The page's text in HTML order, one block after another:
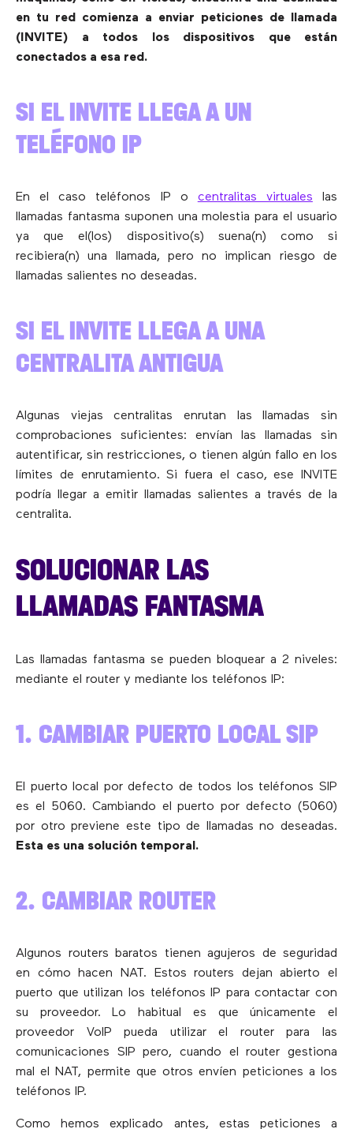
en tu red comienza a enviar peticiones de llamada
(INVITE) a todos los dispositivos que están
conectados a esa red.
SI EL INVITE LLEGA A UN
TELÉFONO IP
En el caso teléfonos IP o centralitas virtuales las
llamadas fantasma suponen una molestia para el usuario
ya que el(los) dispositivo(s) suena(n) como si
recibiera(n) una llamada, pero no implican riesgo de
llamadas salientes no deseadas.
SI EL INVITE LLEGA A UNA
CENTRALITA ANTIGUA
Algunas viejas centralitas enrutan las llamadas sin
comprobaciones suficientes: envían las llamadas sin
autentificar, sin restricciones, o tienen algún fallo en los
límites de enrutamiento. Si fuera el caso, ese INVITE
podría llegar a emitir llamadas salientes a través de la
centralita.
SOLUCIONAR LAS
LLAMADAS FANTASMA
Las llamadas fantasma se pueden bloquear a 2 niveles:
mediante el router y mediante los teléfonos IP:
1. CAMBIAR PUERTO LOCAL SIP
El puerto local por defecto de todos los teléfonos SIP
es el 5060. Cambiando el puerto por defecto (5060)
por otro previene este tipo de llamadas no deseadas.
Esta es una solución temporal.
2. CAMBIAR ROUTER
Algunos routers baratos tienen agujeros de seguridad
en cómo hacen NAT. Estos routers dejan abierto el
puerto que utilizan los teléfonos IP para contactar con
su proveedor. Lo habitual es que únicamente el
proveedor VoIP pueda utilizar el router para las
comunicaciones SIP pero, cuando el router gestiona
mal el NAT, permite que otros envíen peticiones a los
teléfonos IP.
Como hemos explicado antes, estas peticiones a